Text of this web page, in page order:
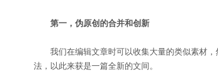
第一，伪原创的合并和创新
我们在编辑文章时可以收集大量的类似素材，
法，以此来获是一篇全新的文间。